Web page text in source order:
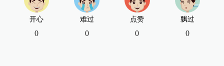
开心
0
难过
0
点赞
0
飘过
0